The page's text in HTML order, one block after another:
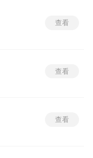
简易钓竿与草编背包
作系统允许开垦荒地
钩。部分开局流落荒
需依次消毒、缝合与
动迟缓。
查看
查看
查看